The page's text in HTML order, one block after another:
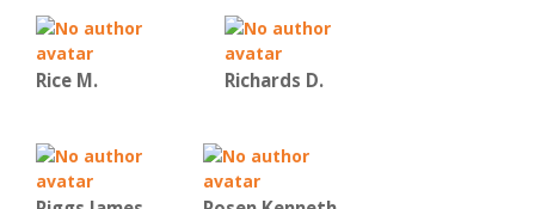
Rice Μ. Richards D.